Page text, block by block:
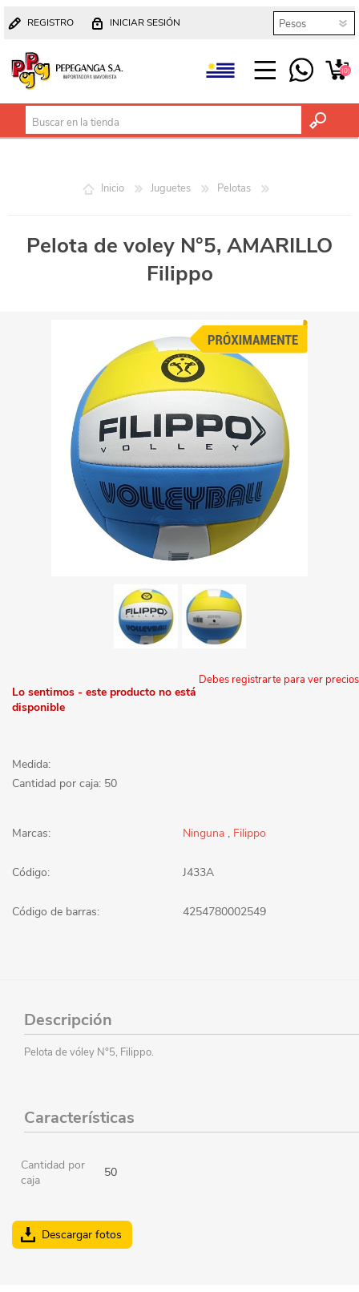
REGISTRO INICIAR SESIÓN
(0)
Inicio Juguetes Pelotas
Pelota de voley N°5, AMARILLO
Filippo
Debes registrarte para ver precios
Lo sentimos - este producto no está
disponible
Medida:
Cantidad por caja: 50
Marcas: Ninguna , Filippo
Código: J433A
Código de barras: 4254780002549
Descripción
Pelota de vóley N°5, Filippo.
Características
Cantidad por
caja
50
Descargar fotos